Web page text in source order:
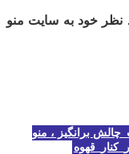
نظر خود به سایت منو
برانگیز ، منو